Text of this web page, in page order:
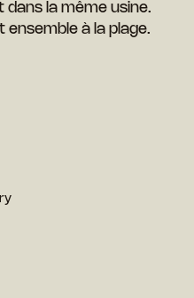
la même usine.
ensemble à la plage.